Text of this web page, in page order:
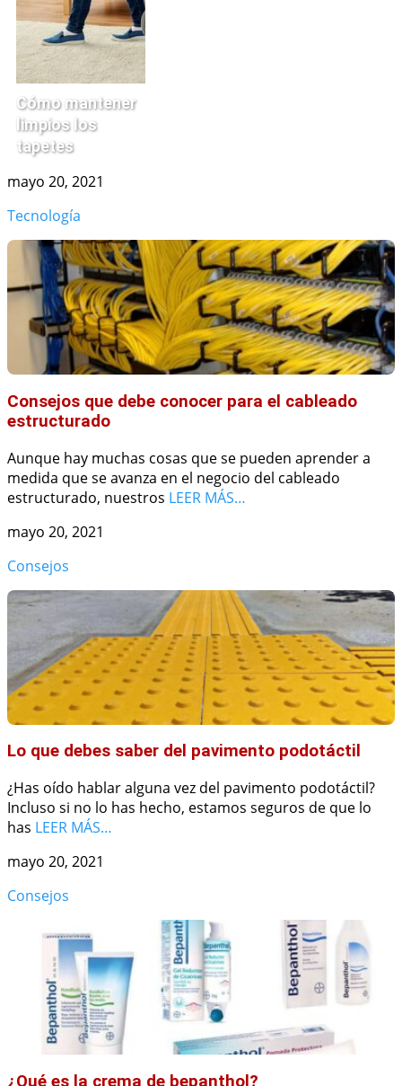
Cómo mantener
limpios los
tapetes
mayo 20, 2021
Tecnología
Consejos que debe conocer para el cableado
estructurado
Aunque hay muchas cosas que se pueden aprender a
medida que se avanza en el negocio del cableado
estructurado, nuestros LEER MÁS…
mayo 20, 2021
Consejos
Lo que debes saber del pavimento podotáctil
¿Has oído hablar alguna vez del pavimento podotáctil?
Incluso si no lo has hecho, estamos seguros de que lo
has LEER MÁS…
mayo 20, 2021
Consejos
¿Qué es la crema de bepanthol?